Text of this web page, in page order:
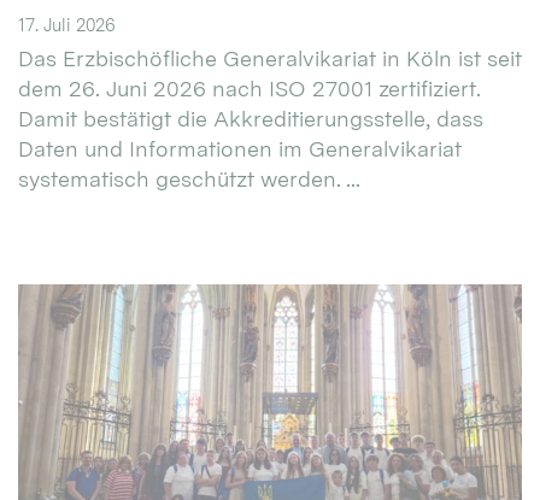
17. Juli 2026
Das Erzbischöfliche Generalvikariat in Köln ist seit
dem 26. Juni 2026 nach ISO 27001 zertifiziert.
Damit bestätigt die Akkreditierungsstelle, dass
Daten und Informationen im Generalvikariat
systematisch geschützt werden. ...